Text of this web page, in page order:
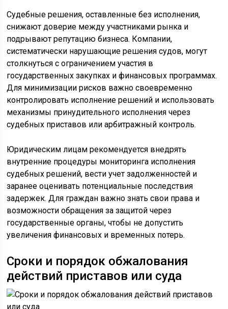
Судебные решения, оставленные без исполнения,
снижают доверие между участниками рынка и
подрывают репутацию бизнеса. Компании,
систематически нарушающие решения судов, могут
столкнуться с ограничением участия в
государственных закупках и финансовых программах.
Для минимизации рисков важно своевременно
контролировать исполнение решений и использовать
механизмы принудительного исполнения через
судебных приставов или арбитражный контроль.
Юридическим лицам рекомендуется внедрять
внутренние процедуры мониторинга исполнения
судебных решений, вести учет задолженностей и
заранее оценивать потенциальные последствия
задержек. Для граждан важно знать свои права и
возможности обращения за защитой через
государственные органы, чтобы не допустить
увеличения финансовых и временных потерь.
Сроки и порядок обжалования
действий приставов или суда